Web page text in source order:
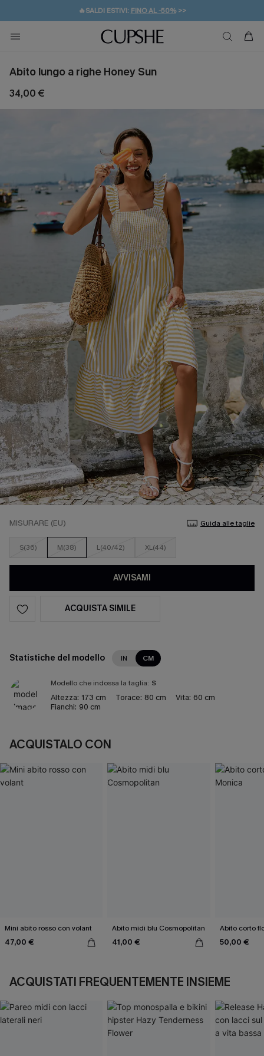
🔥SALDI ESTIVI: FINO AL -50%>>
🚚SPEDIZIONE GRATUITA DA 49€
💌REGALO PER I NUOVI: 20% DI SCONTO*
Abito lungo a righe Honey Sun
34,00 €
MISURARE (EU) Guida alle taglie
S(36) M(38) L(40/42) XL(44)
AVVISAMI
ACQUISTA SIMILE
Statistiche del modello IN CM
Modello che indossa la taglia: S
Altezza: 173 cm Torace: 80 cm Vita: 60 cm
Fianchi: 90 cm
ACQUISTALO CON
Mini abito rosso con volant
47,00 €
Abito midi blu Cosmopolitan
41,00 €
Abito corto
50,00 €
ACQUISTATI FREQUENTEMENTE INSIEME